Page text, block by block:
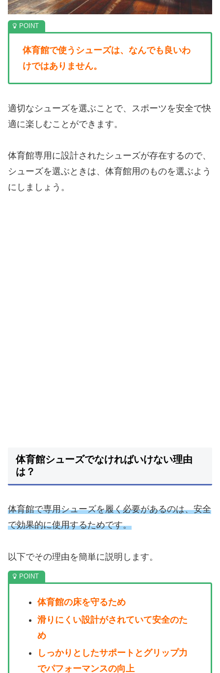
体育館で使うシューズは、なんでも良いわ
けではありません。
適切なシューズを選ぶことで、スポーツを安全で快
適に楽しむことができます。
体育館専用に設計されたシューズが存在するので、
シューズを選ぶときは、体育館用のものを選ぶよう
にしましょう。
体育館シューズでなければいけない理由
は？
体育館で専用シューズを履く必要があるのは、安全
で効果的に使用するためです。
以下でその理由を簡単に説明します。
体育館の床を守るため
滑りにくい設計がされていて安全のた
め
しっかりとしたサポートとグリップ力
でパフォーマンスの向上